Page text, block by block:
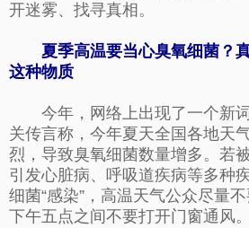
开迷雾、找寻真相。
夏季高温要当心臭氧细菌？
这种物质
今年，网络上出现了一个新
关传言称，今年夏天全国各地天
烈，导致臭氧细菌数量增多。若
引发心脏病、呼吸道疾病等多种
细菌“感染”，高温天气公众尽量
下午五点之间不要打开门窗通风。